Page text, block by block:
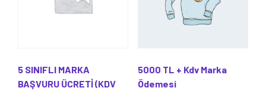
5 SINIFLI MARKA
BAŞVURU ÜCRETİ (KDV
5000 TL + Kdv Marka
Ödemesi